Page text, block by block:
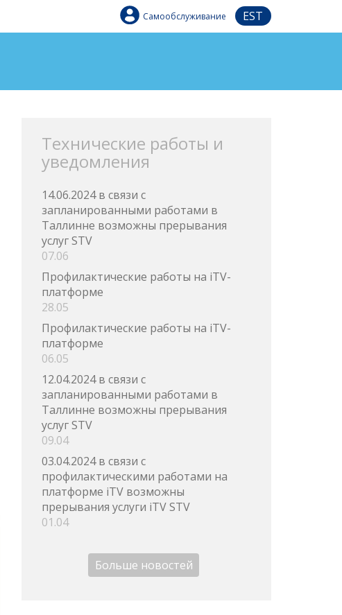
Самообслуживание EST
Технические работы и
уведомления
14.06.2024 в связи с
запланированными работами в
Таллинне возможны прерывания
услуг STV
07.06
Профилактические работы на iTV-
платформе
28.05
Профилактические работы на iTV-
платформе
06.05
12.04.2024 в связи с
запланированными работами в
Таллинне возможны прерывания
услуг STV
09.04
03.04.2024 в связи с
профилактическими работами на
платформе iTV возможны
прерывания услуги iTV STV
01.04
Больше новостей